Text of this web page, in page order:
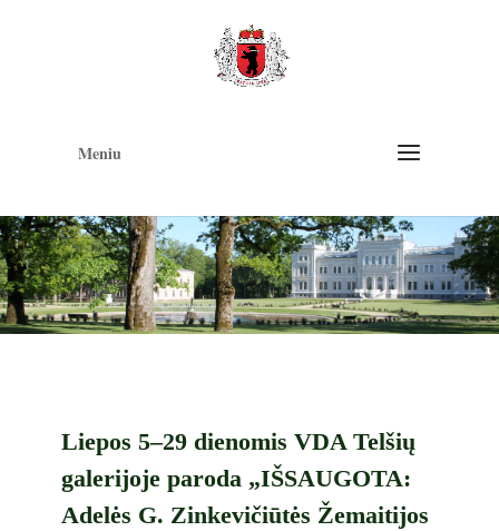
Meniu
Liepos 5–29 dienomis VDA Telšių
galerijoje paroda „IŠSAUGOTA:
Adelės G. Zinkevičiūtės Žemaitijos